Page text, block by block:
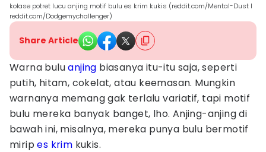
kolase potret lucu anjing motif bulu es krim kukis (reddit.com/Mental-Dust I
reddit.com/Dodgemychallenger)
Share Article
Warna buluanjing biasanya itu-itu saja, seperti
putih, hitam, cokelat, atau keemasan. Mungkin
warnanya memang gak terlalu variatif, tapi motif
bulu mereka banyak banget, lho. Anjing-anjing di
bawah ini, misalnya, mereka punya bulu bermotif
miripes krim kukis.